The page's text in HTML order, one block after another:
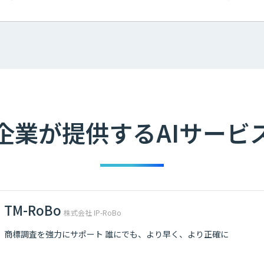
業が提供するAIサービ
TM-RoBo 株式会社 IP-RoBo
商標調査を強力にサポート 誰にでも、より早く、より正確に